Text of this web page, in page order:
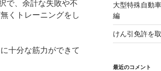
で、余計な失敗や不
くトレーニングをし
十分な筋力ができて
大型特殊自動
編
けん引免許を
最近のコメント